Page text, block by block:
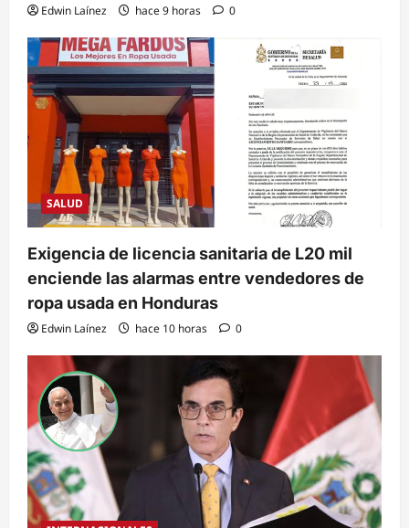
Edwin Laínez hace 9 horas 0
SALUD
Exigencia de licencia sanitaria de L20 mil
enciende las alarmas entre vendedores de
ropa usada en Honduras
Edwin Laínez hace 10 horas 0